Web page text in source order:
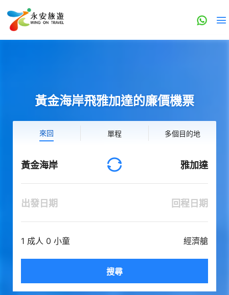
黃金海岸飛雅加達的廉價機票
來回 單程 多個目的地
黃金海岸 雅加達
出發日期 回程日期
1 成人 0 小童 經濟艙
搜尋